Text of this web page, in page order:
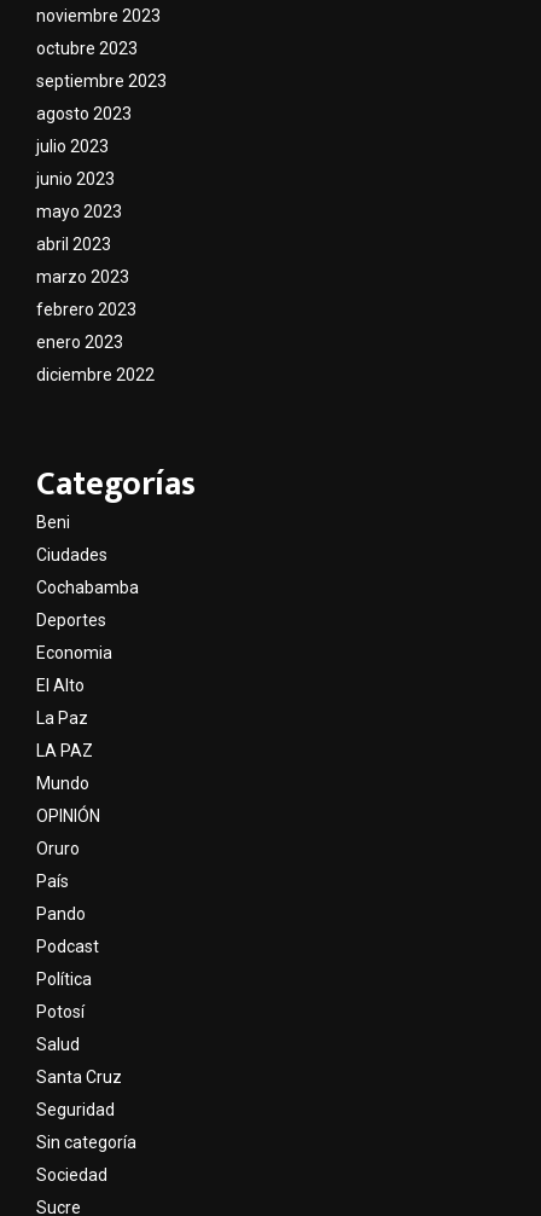
noviembre 2023
octubre 2023
septiembre 2023
agosto 2023
julio 2023
junio 2023
mayo 2023
abril 2023
marzo 2023
febrero 2023
enero 2023
diciembre 2022
Categorías
Beni
Ciudades
Cochabamba
Deportes
Economia
El Alto
La Paz
LA PAZ
Mundo
OPINIÓN
Oruro
País
Pando
Podcast
Política
Potosí
Salud
Santa Cruz
Seguridad
Sin categoría
Sociedad
Sucre